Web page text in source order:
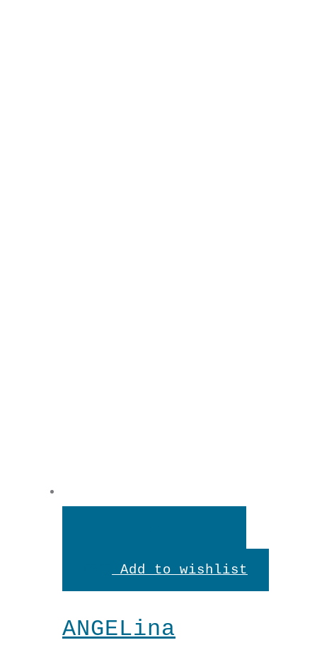
den
Add to wishlist
ANGELina